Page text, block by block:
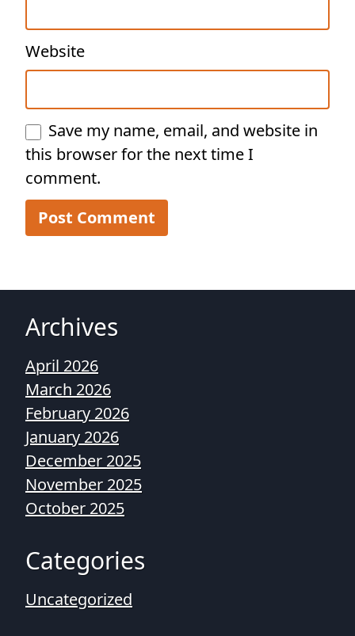
Website
Save my name, email, and website in
this browser for the next time I
comment.
Archives
April 2026
March 2026
February 2026
January 2026
December 2025
November 2025
October 2025
Categories
Uncategorized